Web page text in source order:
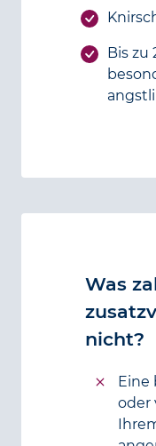
Bis zu
Was
nicht?
Eine
oder